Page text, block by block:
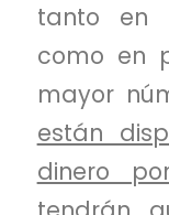
tanto en
como en
mayor
están
dinero